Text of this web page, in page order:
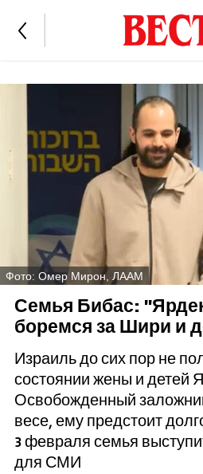
Фото: Омер Мирон, ЛААМ
Семья Бибас:
боремся за Шири и
Израиль до сих пор не
состоянии жены и детей
Освобожденный
весе, ему предстоит
3 февраля семья
для СМИ